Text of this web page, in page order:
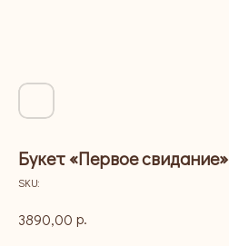
Букет «Первое свидание»
SKU:
3890,00 р.